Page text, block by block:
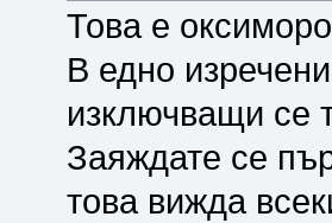
Това е
В едно
изключващи се
Заяждате се
това вижда